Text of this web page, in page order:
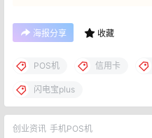
海报分享 收藏
POS机 信用卡
闪电宝plus
创业资讯 手机POS机